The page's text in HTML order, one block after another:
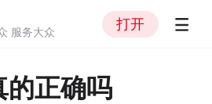
服务大众
打开
的正确吗